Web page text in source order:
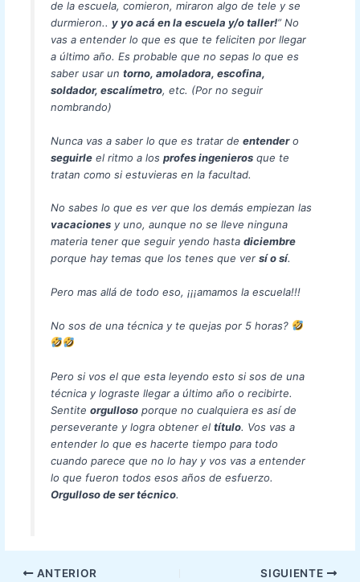
de la escuela, comieron, miraron algo de tele y se
durmieron.. y yo acá en la escuela y/o taller!” No
vas a entender lo que es que te feliciten por llegar
a último año. Es probable que no sepas lo que es
saber usar un torno, amoladora, escofina,
soldador, escalímetro, etc. (Por no seguir
nombrando)
Nunca vas a saber lo que es tratar de entendero
seguirleel ritmo a los profes ingenierosque te
tratan como si estuvieras en la facultad.
No sabes lo que es ver que los demás empiezan las
vacacionesy uno, aunque no se lleve ninguna
materia tener que seguir yendo hasta diciembre
porque hay temas que los tenes que ver sí o sí.
Pero mas allá de todo eso, ¡¡¡amamos la escuela!!!
No sos de una técnica y te quejas por 5 horas?
Pero si vos el que esta leyendo esto si sos de una
técnica y lograste llegar a último año o recibirte.
Sentite orgullosoporque no cualquiera es así de
perseverante y logra obtener el título. Vos vas a
entender lo que es hacerte tiempo para todo
cuando parece que no lo hay y vos vas a entender
lo que fueron todos esos años de esfuerzo.
Orgulloso de ser técnico.
ANTERIOR SIGUIENTE